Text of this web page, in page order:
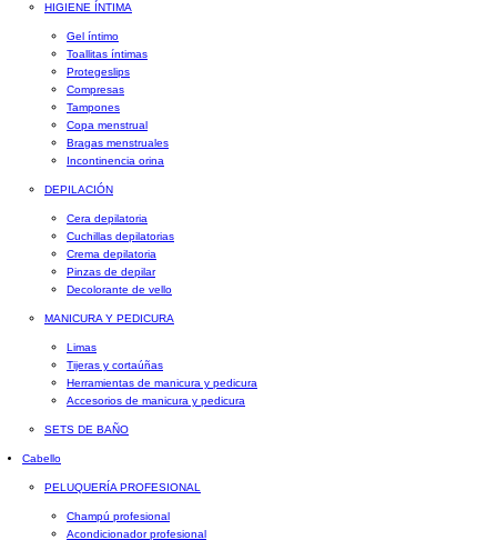
HIGIENE ÍNTIMA
Gel íntimo
Toallitas íntimas
Protegeslips
Compresas
Tampones
Copa menstrual
Bragas menstruales
Incontinencia orina
DEPILACIÓN
Cera depilatoria
Cuchillas depilatorias
Crema depilatoria
Pinzas de depilar
Decolorante de vello
MANICURA Y PEDICURA
Limas
Tijeras y cortaúñas
Herramientas de manicura y pedicura
Accesorios de manicura y pedicura
SETS DE BAÑO
Cabello
PELUQUERÍA PROFESIONAL
Champú profesional
Acondicionador profesional